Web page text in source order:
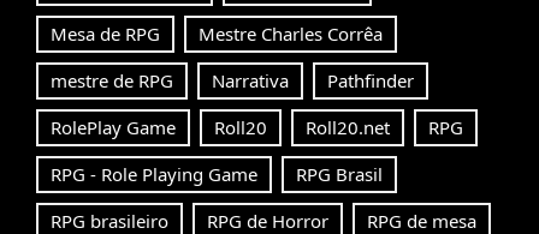
Mesa de RPG
Mestre Charles Corrêa
mestre de RPG
Narrativa
Pathfinder
RolePlay Game
Roll20 Roll20.net
RPG
RPG - Role Playing Game
RPG Brasil
RPG brasileiro
RPG de Horror
RPG de mesa